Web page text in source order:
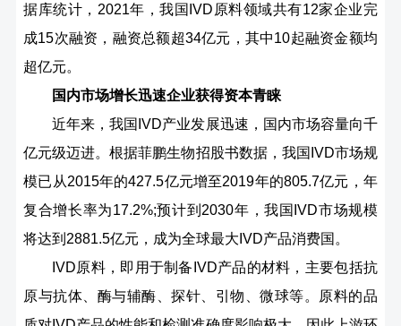
据库统计，2021年，我国IVD原料领域共有12家企业完
成15次融资，融资总额超34亿元，其中10起融资金额均
超亿元。
国内市场增长迅速企业获得资本青睐
近年来，我国IVD产业发展迅速，国内市场容量向千
亿元级迈进。根据菲鹏生物招股书数据，我国IVD市场规
模已从2015年的427.5亿元增至2019年的805.7亿元，年
复合增长率为17.2%;预计到2030年，我国IVD市场规模
将达到2881.5亿元，成为全球最大IVD产品消费国。
IVD原料，即用于制备IVD产品的材料，主要包括抗
原与抗体、酶与辅酶、探针、引物、微球等。原料的品